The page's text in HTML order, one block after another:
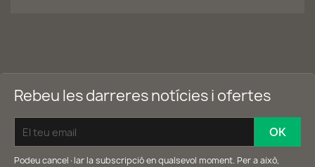
Rebeu les darreres notícies i ofertes
Podeu cancel·lar la subscripció en qualsevol moment. Per a això,